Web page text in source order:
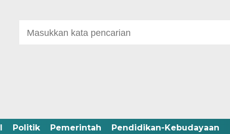
Politik Pemerintah Pendidikan-Kebudayaan